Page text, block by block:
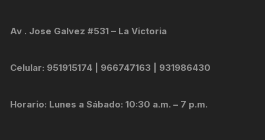
Av . Jose Galvez #531 – La Victoria
Celular: 951915174 | 966747163 | 931986430
Horario: Lunes a Sábado: 10:30 a.m. – 7 p.m.